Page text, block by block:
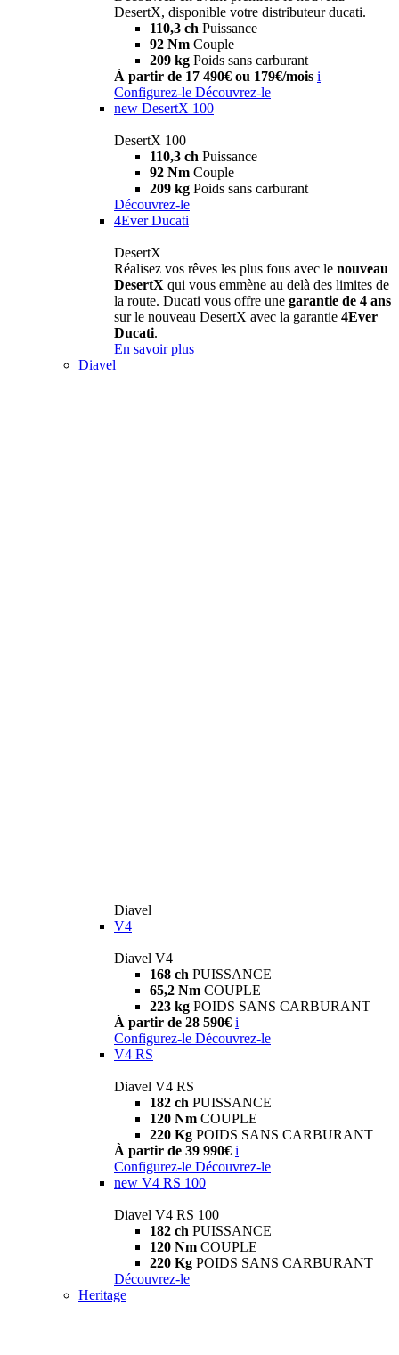
DesertX, disponible votre distributeur ducati.
110,3 ch Puissance
92 Nm Couple
209 kg Poids sans carburant
À partir de 17 490€ ou 179€/mois i
Configurez-le Découvrez-le
new DesertX 100
DesertX 100
110,3 ch Puissance
92 Nm Couple
209 kg Poids sans carburant
Découvrez-le
4Ever Ducati
DesertX
Réalisez vos rêves les plus fous avec le nouveau
DesertX qui vous emmène au delà des limites de
la route. Ducati vous offre une garantie de 4 ans
sur le nouveau DesertX avec la garantie 4Ever
Ducati.
En savoir plus
Diavel
Diavel
V4
Diavel V4
168 ch PUISSANCE
65,2 Nm COUPLE
223 kg POIDS SANS CARBURANT
À partir de 28 590€ i
Configurez-le Découvrez-le
V4 RS
Diavel V4 RS
182 ch PUISSANCE
120 Nm COUPLE
220 Kg POIDS SANS CARBURANT
À partir de 39 990€ i
Configurez-le Découvrez-le
new V4 RS 100
Diavel V4 RS 100
182 ch PUISSANCE
120 Nm COUPLE
220 Kg POIDS SANS CARBURANT
Découvrez-le
Heritage